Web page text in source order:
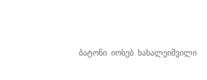
ბატონი იოსებ ხახალეიშვილი